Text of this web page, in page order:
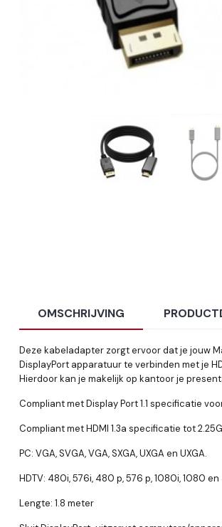
OMSCHRIJVING
Deze kabeladapter zorgt ervoor dat je jouw
DisplayPort apparatuur te verbinden met je
Hierdoor kan je makelijk op kantoor je
Compliant met Display Port 1.1 specificatie
Compliant met HDMI 1.3a specificatie tot
PC: VGA, SVGA, VGA, SXGA, UXGA en UXGA.
HDTV: 480i, 576i, 480 p, 576 p, 1080i, 1080 en
Lengte: 1.8 meter